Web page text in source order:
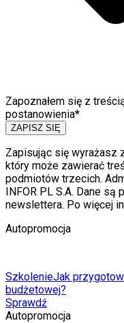
Zapoznałem się z
postanowienia*
ZAPISZ SIĘ
Zapisując się wyrażasz
który może zawierać
podmiotów trzecich.
INFOR PL S.A. Dane są
newslettera. Po więcej
Autopromocja
SzkolenieJak
budżetowej?
Sprawdź
Autopromocja